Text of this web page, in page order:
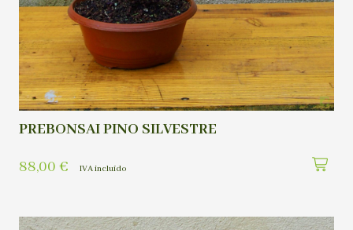
PREBONSAI PINO SILVESTRE
88,00 € IVA incluído